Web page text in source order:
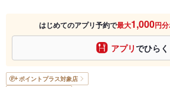
はじめてのアプリ予約で最大1,000円
アプリでひらく
ポイントプラス対象店